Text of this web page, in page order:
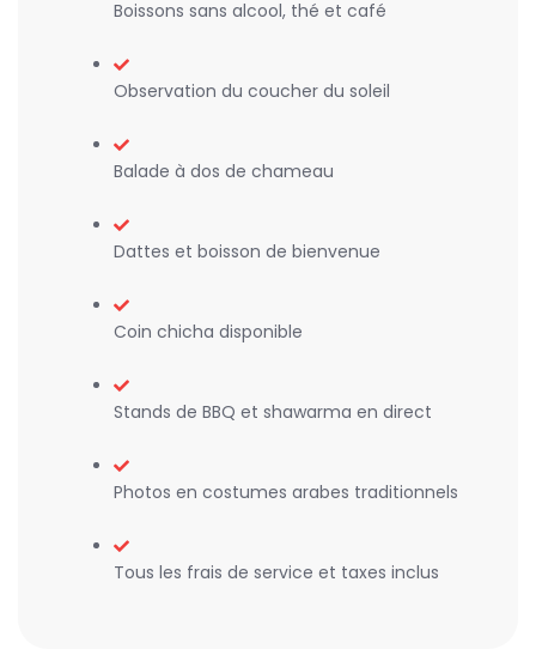
Boissons sans alcool, thé et café
Observation du coucher du soleil
Balade à dos de chameau
Dattes et boisson de bienvenue
Coin chicha disponible
Stands de BBQ et shawarma en direct
Photos en costumes arabes traditionnels
Tous les frais de service et taxes inclus